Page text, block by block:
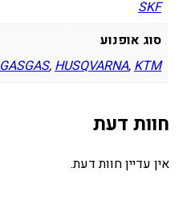
E
SKF
סוג אופנוע
GASGAS, HUSQVARNA, KTM
חוות דעת
אין עדיין חוות דעת.